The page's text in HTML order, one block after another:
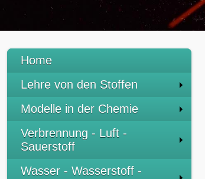
Home
Lehre von den Stoffen
Modelle in der Chemie
Verbrennung - Luft -
Sauerstoff
Wasser - Wasserstoff -